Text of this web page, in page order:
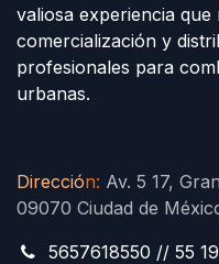
valiosa experiencia
comercialización y
profesionales para
urbanas.
Dirección: Av. 5 17,
09070 Ciudad de
5657618550 // 55